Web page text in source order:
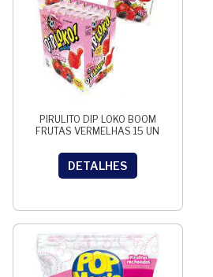
PIRULITO DIP LOKO BOOM
FRUTAS VERMELHAS 15 UN
DETALHES